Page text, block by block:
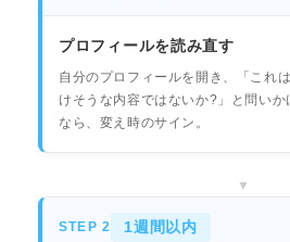
プロフィールを読み直す
自分のプロフィールを開き、「これ
けそうな内容ではないか?」と問い
なら、変え時のサイン。
STEP 2 1週間以内